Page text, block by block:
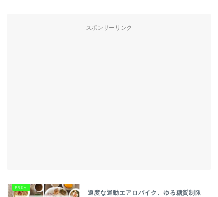
スポンサーリンク
適度な運動エアロバイク、ゆる糖質制限